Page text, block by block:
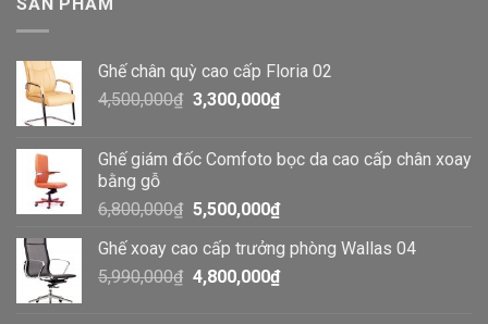
SẢN PHẨM
Ghế chân quỳ cao cấp Floria 02
4,500,000₫ 3,300,000₫
Ghế giám đốc Comfoto bọc da cao cấp chân xoay
bằng gỗ
6,800,000₫ 5,500,000₫
Ghế xoay cao cấp trưởng phòng Wallas 04
5,990,000₫ 4,800,000₫